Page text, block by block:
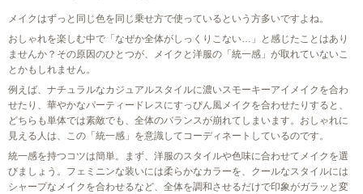
メイクはずっと同じ色を同じ乗せ方で使っているという方多いですよね。
おしゃれを楽しむ中で「なぜか全体がしっくりこない…」と感じたことはあり
ませんか？その原因のひとつが、メイクと洋服の「統一感」が取れていないこ
とかもしれません。
例えば、ナチュラルなカジュアルスタイルに濃いスモーキーアイメイクを合わ
せたり、華やかなパーティードレスにすっぴん風メイクを合わせたりすると、
どちらも単体では素敵でも、全体のバランスが崩れてしまいます。おしゃれに
見える人は、この「統一感」を意識してコーディネートしているのです。
統一感を持つコツは簡単。まず、洋服のスタイルや色味に合わせてメイクを選
びましょう。フェミニンな装いには柔らかなカラーを、クールなスタイルには
シャープなメイクを合わせるなど、全体を調和させるだけで印象がガラッと変